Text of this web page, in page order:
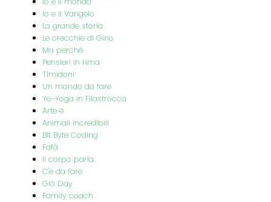
Io e il Vangelo
La grande storia
Le orecchie di Gino
Ma perché
Pensieri in rima
Timidoni
Un mondo da fare
Yo-Yoga in Filastrocca
Arte è
Animali incredibili
Bit Byte Coding
Fafà
Il corpo parla
C'è da fare
Giò Day
Family coach